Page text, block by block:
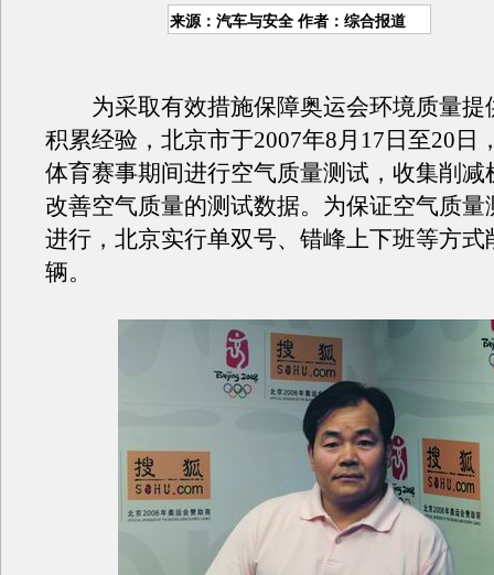
来源：汽车与安全 作者：综合报道
为采取有效措施保障奥运会环境质量提
积累经验，北京市于2007年8月17日至20日
体育赛事期间进行空气质量测试，收集削减
改善空气质量的测试数据。为保证空气质量
进行，北京实行单双号、错峰上下班等方式
辆。